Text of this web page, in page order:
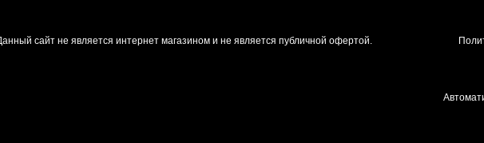
сайт не является интернет магазином и не является публичной офертой.